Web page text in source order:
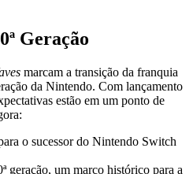
Geração
marcam a transição da franquia
da Nintendo. Com lançamento
estão em um ponto de
o sucessor do Nintendo Switch
geração, um marco histórico para a